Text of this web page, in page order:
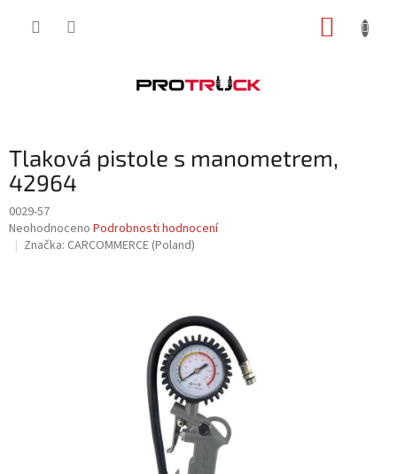
Tlaková pistole s manometrem,
42964
0029-57
Průměrné
hodnocení
Neohodnoceno Podrobnosti hodnocení
Značka: CARCOMMERCE (Poland)